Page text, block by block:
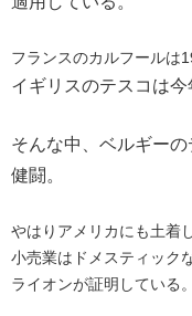
フランスのカルフールは
イギリスのテスコは今
そんな中、ベルギー
健闘。
やはりアメリカにも土着
小売業はドメスティック
ライオンが証明している。